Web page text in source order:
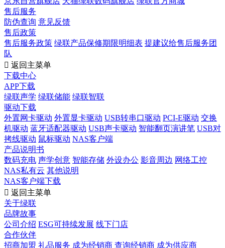
售后服务
防伪查询 意见反馈
售后政策
售后服务政策 绿联产品保修期限明细表 提建议给售后服务团
队
 返回主菜单
下载中心
APP下载
绿联声学 绿联储能 绿联智联
驱动下载
外置网卡驱动 外置显卡驱动 USB转串口驱动 PCI-E驱动 交换
机驱动 蓝牙适配器驱动 USB声卡驱动 智能翻页演讲笔 USB对
拷线驱动 鼠标驱动 NAS客户端
产品说明书
数码充电 声学创意 智能存储 外设办公 影音周边 网络工控
NAS私有云 其他说明
NAS客户端下载
 返回主菜单
关于绿联
品牌故事
公司介绍 ESG可持续发展 线下门店
合作伙伴
招商加盟 礼品服务 成为经销商 查询经销商 成为供应商